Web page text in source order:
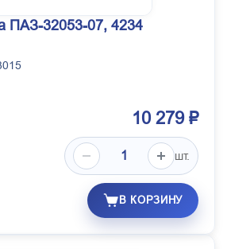
ПАЗ-32053-07, 4234
10 279 ₽
шт.
В КОРЗИНУ